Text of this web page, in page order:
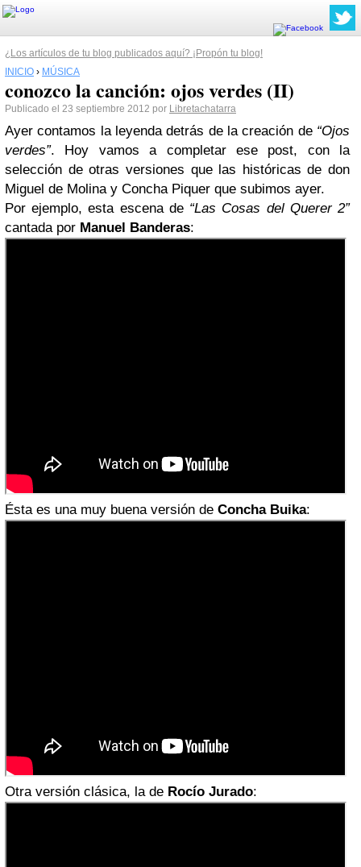
¿Los artículos de tu blog publicados aquí? ¡Propón tu blog!
INICIO › MÚSICA
conozco la canción: ojos verdes (II)
Publicado el 23 septiembre 2012 por Libretachatarra
Ayer contamos la leyenda detrás de la creación de “Ojos
verdes”. Hoy vamos a completar ese post, con la
selección de otras versiones que las históricas de don
Miguel de Molina y Concha Piquer que subimos ayer.
Por ejemplo, esta escena de “Las Cosas del Querer 2”
cantada por Manuel Banderas:
Ésta es una muy buena versión de Concha Buika:
Otra versión clásica, la de Rocío Jurado: